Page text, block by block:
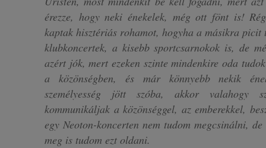
érezze, hogy neki énekelek, még ott fönt is!
kaptak hisztériás rohamot, hogyha a másikra
klubkoncertek, a kisebb sportcsarnokok is, de
azért jók, mert ezeken szinte mindenkire oda
a közönségben, és már könnyebb nekik
személyesség jött szóba, akkor valahogy
kommunikáljak a közönséggel, az emberekkel,
egy Neoton-koncerten nem tudom megcsinálni,
meg is tudom ezt oldani.